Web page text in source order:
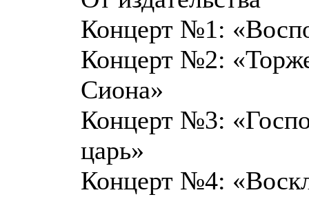
Концерт №1:
Концерт №2:
Сиона»
Концерт №3:
царь»
Концерт №4: